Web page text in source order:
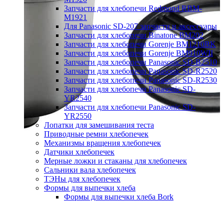
Запчасти для хлебопечи Redmond RBM-
M1921
Для Panasonic SD-207 запчасти и аксессуары
Запчасти для хлебопечи Binatone BM202
Запчасти для хлебопечи Gorenje BM1210BK
Запчасти для хлебопечи Gorenje BM910WII
Запчасти для хлебопечи Panasonic SD-B2510
Запчасти для хлебопечи Panasonic SD-R2520
Запчасти для хлебопечи Panasonic SD-R2530
Запчасти для хлебопечи Panasonic SD-
YR2540
Запчасти для хлебопечи Panasonic SD-
YR2550
Лопатки для замешивания теста
Приводные ремни хлебопечек
Механизмы вращения хлебопечек
Датчики хлебопечек
Мерные ложки и стаканы для хлебопечек
Сальники вала хлебопечек
ТЭНы для хлебопечек
Формы для выпечки хлеба
Формы для выпечки хлеба Bork